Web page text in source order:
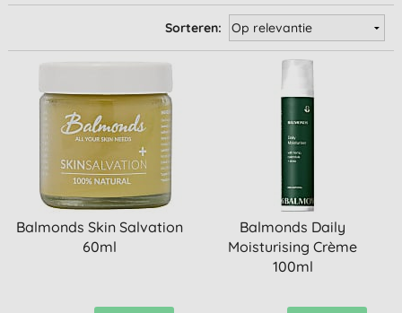
Sorteren:
Balmonds Skin Salvation
60ml
Balmonds Daily
Moisturising Crème
100ml